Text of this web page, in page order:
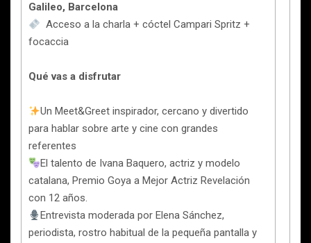
Galileo, Barcelona
Acceso a la charla + cóctel Campari Spritz +
focaccia
Qué vas a disfrutar
Un Meet&Greet inspirador, cercano y divertido
para hablar sobre arte y cine con grandes
referentes
El talento de Ivana Baquero, actriz y modelo
catalana, Premio Goya a Mejor Actriz Revelación
con 12 años.
Entrevista moderada por Elena Sánchez,
periodista, rostro habitual de la pequeña pantalla y